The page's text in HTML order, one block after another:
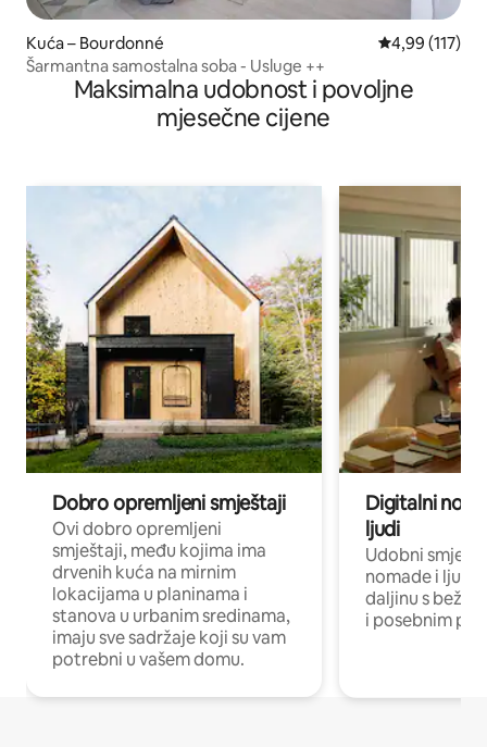
Kuća – Bourdonné Prosječna
4,99 (117)
Šarmantna samostalna soba - Usluge ++
Maksimalna udobnost i povoljne
mjesečne cijene
Dobro opremljeni smještaji
Ovi dobro opremljeni
smještaji, među kojima ima
drvenih kuća na mirnim
lokacijama u planinama i
stanova u urbanim sredinama,
imaju sve sadržaje koji su vam
potrebni u vašem domu.
Digitalni
ljudi
Udobni
nomade i ljude
daljinu s
i posebnim